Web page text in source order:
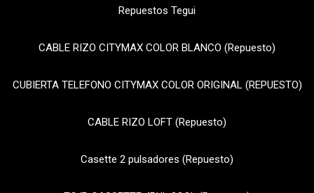
Repuestos Tegui
CABLE RIZO CITYMAX COLOR BLANCO (Repuesto)
CUBIERTA TELEFONO CITYMAX COLOR ORIGINAL (REPUESTO)
CABLE RIZO LOFT (Repuesto)
Casette 2 pulsadores (Repuesto)